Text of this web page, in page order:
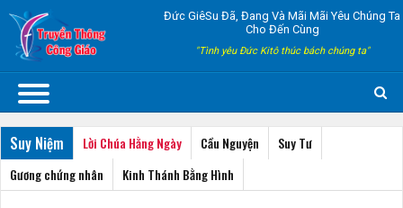
Đức GiêSu Đã, Đang Và Mãi Mãi Yêu Chúng Ta
Cho Đến Cùng
"Tình yêu Đức Kitô thúc bách chúng ta"
Suy Niệm Lời Chúa Hằng Ngày Cầu Nguyện
Suy Tư
Gương chứng nhân
Kinh Thánh Bằng Hình